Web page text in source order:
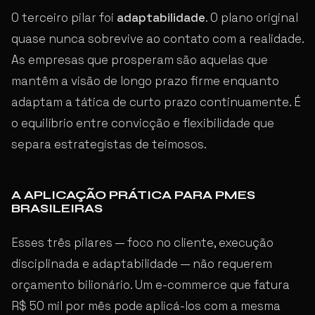
O terceiro pilar foi adaptabilidade. O plano original
quase nunca sobrevive ao contato com a realidade.
As empresas que prosperam são aquelas que
mantêm a visão de longo prazo firme enquanto
adaptam a tática de curto prazo continuamente. É
o equilíbrio entre convicção e flexibilidade que
separa estrategistas de teimosos.
A APLICAÇÃO PRÁTICA PARA PMES
BRASILEIRAS
Esses três pilares — foco no cliente, execução
disciplinada e adaptabilidade — não requerem
orçamento bilionário. Um e-commerce que fatura
R$ 50 mil por mês pode aplicá-los com a mesma